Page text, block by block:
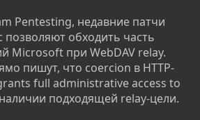
Pentesting, недавние патчи
позволяют обходить часть
Microsoft при WebDAV relay.
пишут, что coercion в HTTP-
full administrative access to
подходящей relay-цели.